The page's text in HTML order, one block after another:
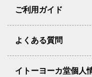
ご利用ガイド
よくある質問
イトーヨーカ堂個人